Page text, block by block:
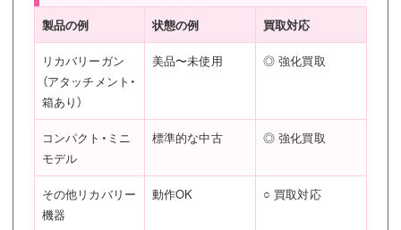
製品の例 状態の例 買取対応
リカバリーガン
（アタッチメント・
箱あり）
美品〜未使用 ◎ 強化買取
コンパクト・ミニ
モデル
標準的な中古 ◎ 強化買取
その他リカバリー
機器
動作OK ○ 買取対応